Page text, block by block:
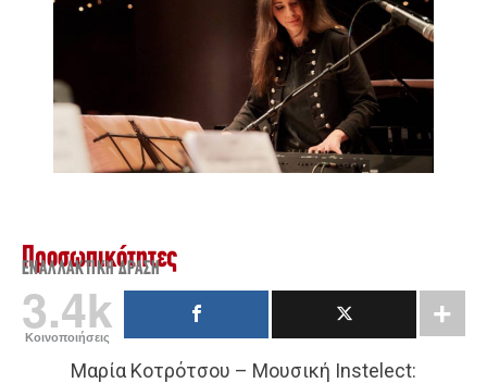
Προσωπικότητες
ΕΝΑΛΛΑΚΤΙΚΉ ΔΡΆΣΗ
3.4k
Κοινοποιήσεις
Μαρία Κοτρότσου – Μουσική Instelect: